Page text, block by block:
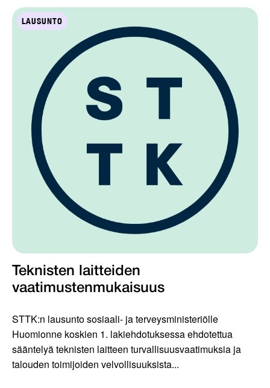
LAUSUNTO
Teknisten laitteiden
vaatimustenmukaisuus
STTK:n lausunto sosiaali- ja terveysministeriölle
Huomionne koskien 1. lakiehdotuksessa ehdotettua
sääntelyä teknisten laitteen turvallisuusvaatimuksia ja
talouden toimijoiden velvollisuuksista...